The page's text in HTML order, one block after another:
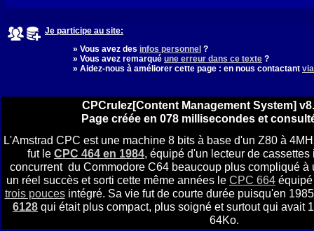
Je participe au site:
» Vous avez des infos personnel ?
» Vous avez remarqué une erreur dans ce texte ?
» Aidez-nous à améliorer cette page : en nous contactant
CPCrulez[Content Management System]
Page créée en 078 millisecondes et
L'Amstrad CPC est une machine 8 bits à base d'un Z80 à
fut le CPC 464 en 1984, équipé d'un lecteur de
concurrent du Commodore C64 beaucoup plus compliqué à
un réel succès et sorti cette même années le CPC 664
trois poucesintégré. Sa vie fut de courte durée puisqu'en
6128 qui était plus compact, plus soigné et surtout qui avait
64Ko.